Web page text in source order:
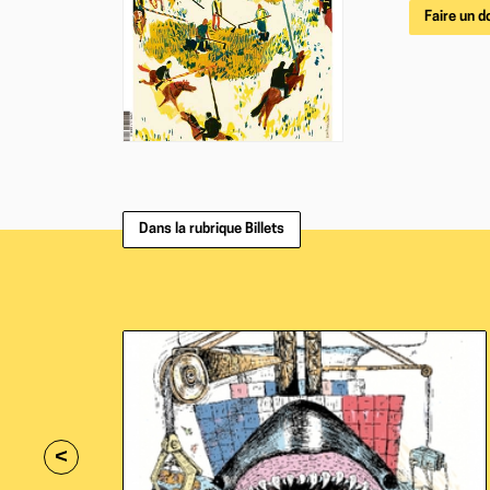
Faire un
<
Dans la rubrique Billets